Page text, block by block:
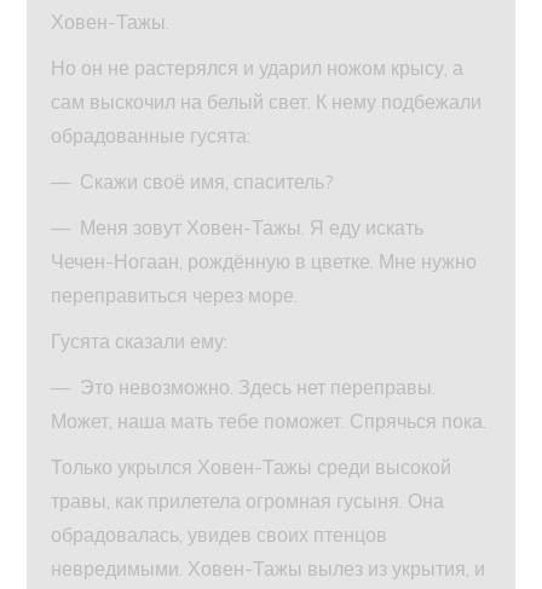
Ховен-Тажы.
Но он не растерялся и ударил ножом крысу, а
сам выскочил на белый свет. К нему подбежали
обрадованные гусята:
— Скажи своё имя, спаситель?
— Меня зовут Ховен-Тажы. Я еду искать
Чечен-Ногаан, рождённую в цветке. Мне нужно
переправиться через море.
Гусята сказали ему:
— Это невозможно. Здесь нет переправы.
Может, наша мать тебе поможет. Спрячься пока.
Только укрылся Ховен-Тажы среди высокой
травы, как прилетела огромная гусыня. Она
обрадовалась, увидев своих птенцов
невредимыми. Ховен-Тажы вылез из укрытия, и